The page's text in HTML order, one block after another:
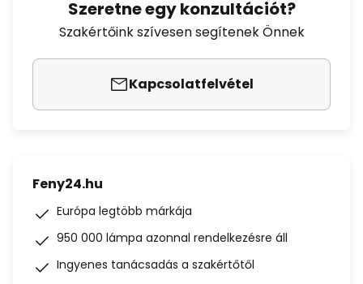
Szeretne egy konzultációt?
Szakértőink szívesen segítenek Önnek
Kapcsolatfelvétel
Feny24.hu
Európa legtöbb márkája
950 000 lámpa azonnal rendelkezésre áll
Ingyenes tanácsadás a szakértőtől